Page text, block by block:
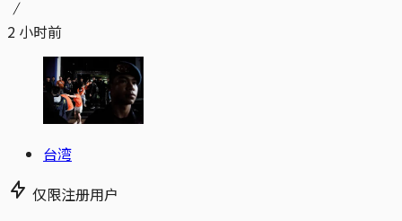
2 小时前
台湾
仅限注册用户